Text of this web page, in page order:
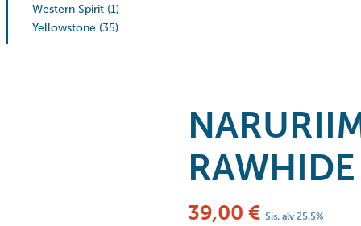
Western Spirit (1)
Yellowstone (35)
RAWHIDE
39,00 € Sis. alv 25,5%